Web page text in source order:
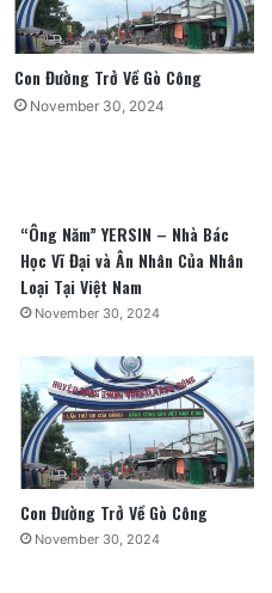
Con Đường Trở Về Gò Công
November 30, 2024
“Ông Năm” YERSIN – Nhà Bác
Học Vĩ Đại và Ân Nhân Của Nhân
Loại Tại Việt Nam
November 30, 2024
Con Đường Trở Về Gò Công
November 30, 2024